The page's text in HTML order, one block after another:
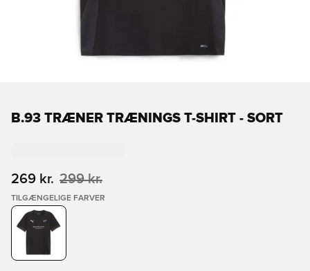
B.93 TRÆNER TRÆNINGS T-SHIRT - SORT
269 kr. 299 kr.
TILGÆNGELIGE FARVER